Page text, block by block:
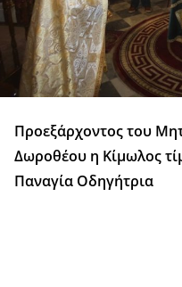
Προεξάρχοντος του
Δωροθέου η Κίμωλος
Παναγία Οδηγήτρια